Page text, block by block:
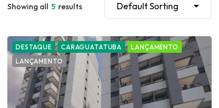
Showing all 5 results Default Sorting
DESTAQUE CARAGUATATUBA
LANÇAMENTO
LANÇAMENTO